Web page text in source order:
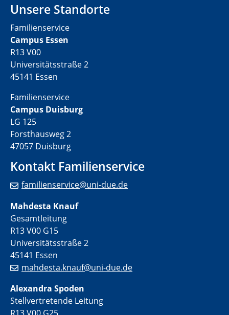
Unsere Standorte
Familienservice
Campus Essen
R13 V00
Universitätsstraße 2
45141 Essen
Familienservice
Campus Duisburg
LG 125
Forsthausweg 2
47057 Duisburg
Kontakt Familienservice
familienservice@uni-due.de
Mahdesta Knauf
Gesamtleitung
R13 V00 G15
Universitätsstraße 2
45141 Essen
mahdesta.knauf@uni-due.de
Alexandra Spoden
Stellvertretende Leitung